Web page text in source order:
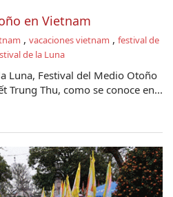
en Vietnam
, vacaciones vietnam , festival de
de la Luna
Luna, Festival del Medio Otoño
Trung Thu, como se conoce en...